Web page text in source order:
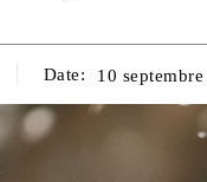
Date: 10